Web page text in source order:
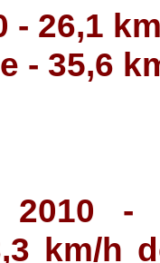
- 26,1
- 35,6
2010
km/h